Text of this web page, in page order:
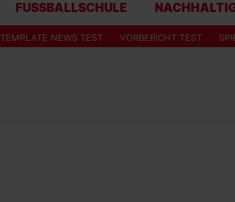
FUSSBALLSCHULE
TEMPLATE NEWS TEST VORBERICHT TEST